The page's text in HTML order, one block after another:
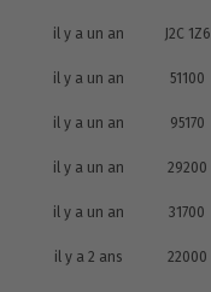
il y a un an J2C 1Z6
il y a un an 51100
il y a un an 95170
il y a un an 29200
il y a un an 31700
il y a 2 ans 22000